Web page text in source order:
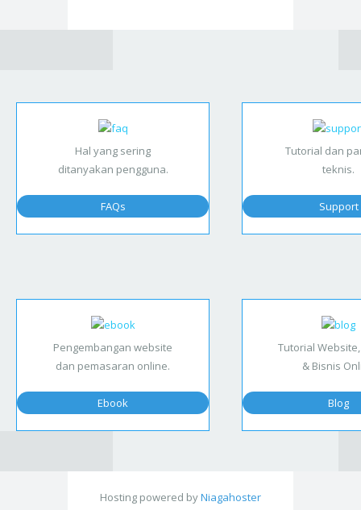
Hal yang sering
ditanyakan pengguna.
FAQs
Tutorial dan
teknis.
Support
Pengembangan website
dan pemasaran online.
Ebook
Tutorial
& Bisnis
Blog
Hosting powered byNiagahoster